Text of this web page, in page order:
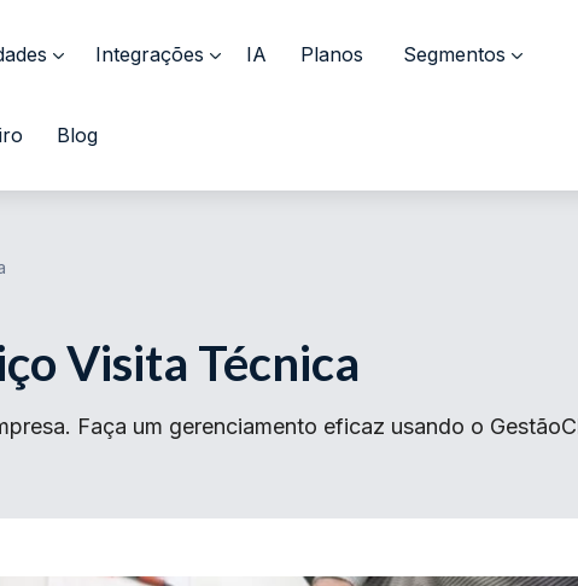
Integrações IA Planos Segmentos
Blog
Visita Técnica
Faça um gerenciamento eficaz usando o